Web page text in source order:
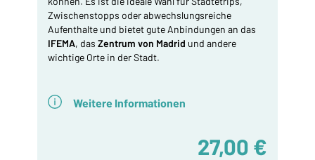
Zwischenstopps oder abwechslungsreiche
Aufenthalte und bietet gute Anbindungen an das
IFEMA, das Zentrum von Madrid und andere
wichtige Orte in der Stadt.
Weitere Informationen
27,00 €